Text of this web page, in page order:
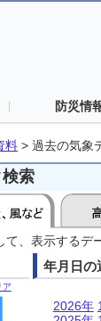
防災情
料 > 過去の気象
索
て、表示するデ
ア
年月日の
2026年